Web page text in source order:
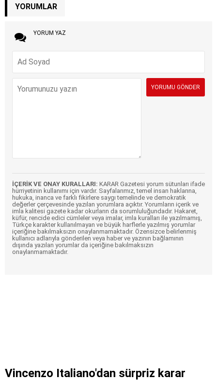
YORUMLAR
YORUM YAZ
İÇERİK VE ONAY KURALLARI: KARAR Gazetesi yorum sütunları ifade
hürriyetinin kullanımı için vardır. Sayfalarımız, temel insan haklarına,
hukuka, inanca ve farklı fikirlere saygı temelinde ve demokratik
değerler çerçevesinde yazılan yorumlara açıktır. Yorumların içerik ve
imla kalitesi gazete kadar okurların da sorumluluğundadır. Hakaret,
küfür, rencide edici cümleler veya imalar, imla kuralları ile yazılmamış,
Türkçe karakter kullanılmayan ve büyük harflerle yazılmış yorumlar
içeriğine bakılmaksızın onaylanmamaktadır. Özensizce belirlenmiş
kullanıcı adlarıyla gönderilen veya haber ve yazının bağlamının
dışında yazılan yorumlar da içeriğine bakılmaksızın
onaylanmamaktadır.
Vincenzo Italiano'dan sürpriz karar